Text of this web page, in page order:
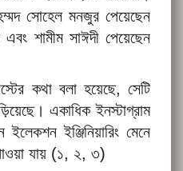
সোহেল মনজুর পেয়েছেন
শামীম সাঈদী পেয়েছেন
কথা বলা হয়েছে, সেটি
একাধিক ইনস্টাগ্রাম
ইঞ্জিনিয়ারিং মেনে
যায় (১, ২, ৩)